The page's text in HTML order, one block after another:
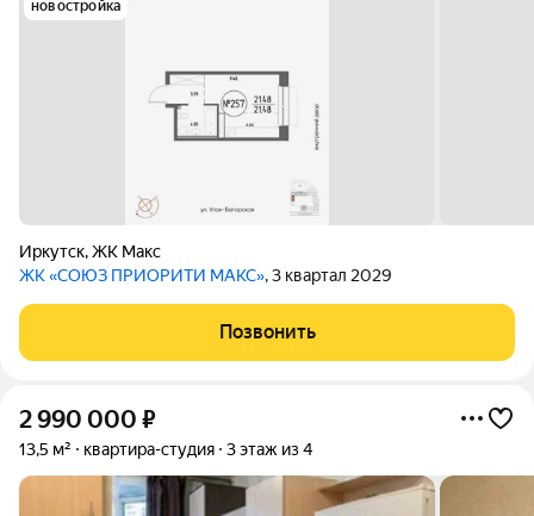
новостройка
Иркутск,ЖК Макс
ЖК «СОЮЗ ПРИОРИТИ МАКС», 3 квартал 2029
Позвонить
2 990 000 ₽
13,5 м² квартира-студия 3 этаж из 4